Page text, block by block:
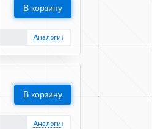
В корзину
Аналоги↓
В корзину
Аналоги↓